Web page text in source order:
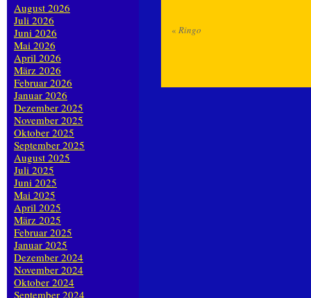
« Ringo
August 2026
Juli 2026
Juni 2026
Mai 2026
April 2026
März 2026
Februar 2026
Januar 2026
Dezember 2025
November 2025
Oktober 2025
September 2025
August 2025
Juli 2025
Juni 2025
Mai 2025
April 2025
März 2025
Februar 2025
Januar 2025
Dezember 2024
November 2024
Oktober 2024
September 2024